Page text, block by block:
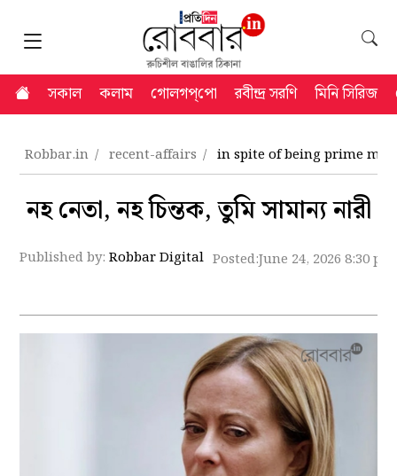
সকাল কলাম গোলগপ্‌পো রবীন্দ্র সরণি মিনি সিরিজ
Robbar.in recent-affairs in spite of being prime
নহ নেতা, নহ চিন্তক, তুমি সামান্য নারী
Published by:Robbar Digital Posted:June 24, 2026 8:30 pm